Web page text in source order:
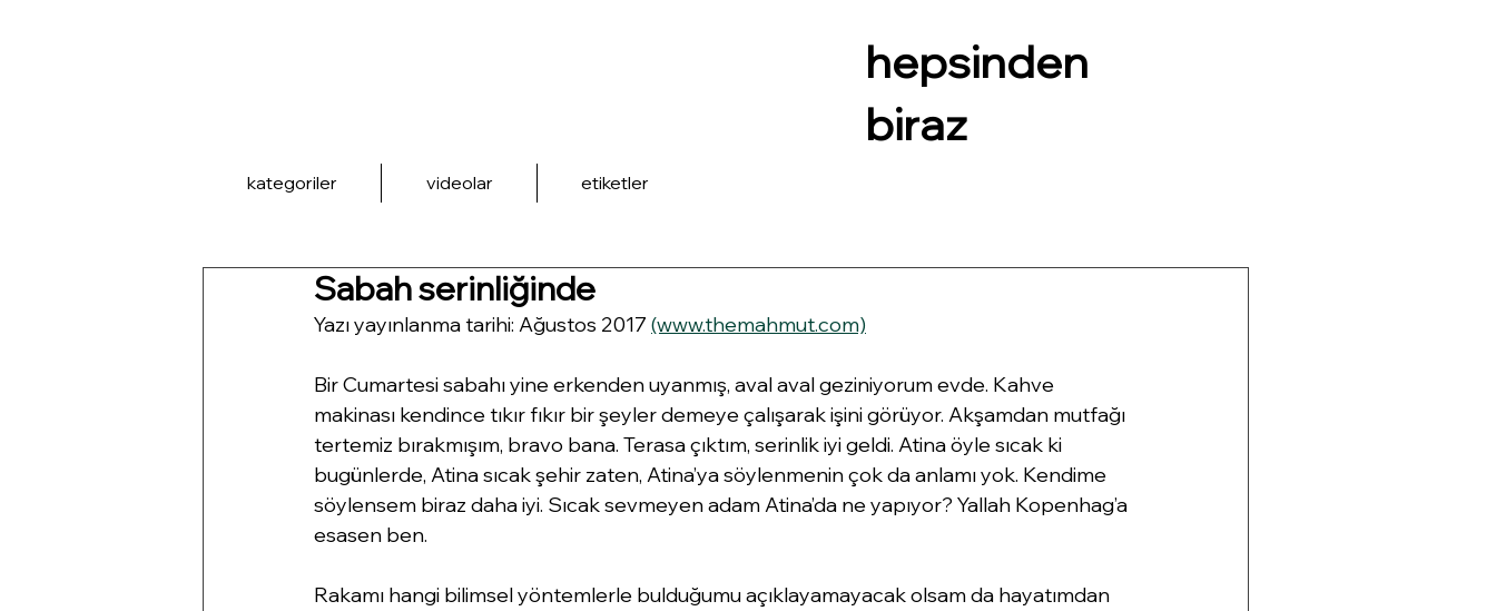
hepsinden
biraz
Sabah serinliğinde
Yazı yayınlanma tarihi: Ağustos 2017 (www.themahmut.com)
Bir Cumartesi sabahı yine erkenden uyanmış, aval aval geziniyorum evde. Kahve
makinası kendince tıkır fıkır bir şeyler demeye çalışarak işini görüyor. Akşamdan mutfağı
tertemiz bırakmışım, bravo bana. Terasa çıktım, serinlik iyi geldi. Atina öyle sıcak ki
bugünlerde, Atina sıcak şehir zaten, Atina’ya söylenmenin çok da anlamı yok. Kendime
söylensem biraz daha iyi. Sıcak sevmeyen adam Atina’da ne yapıyor? Yallah Kopenhag’a
esasen ben.
Rakamı hangi bilimsel yöntemlerle bulduğumu açıklayamayacak olsam da hayatımdan
kategoriler videolar etiketler